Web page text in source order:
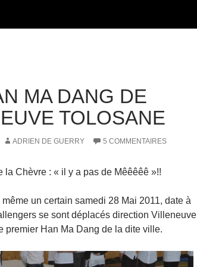
MA DANG DE
TOLOSANE
ADRIEN DE GUERRY 5 COMMENTAIRES
la Chèvre : « il y a pas de Mêêêêê »!!
un certain samedi 28 Mai 2011, date à
se sont déplacés direction Villeneuve
premier Han Ma Dang de la dite ville.